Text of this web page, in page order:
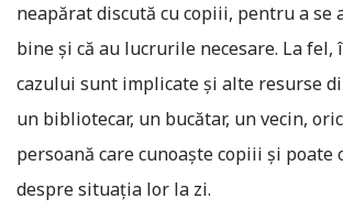
neapărat discută cu copiii, pentru a se
bine și că au lucrurile necesare. La
cazului sunt implicate și alte resurse
un bibliotecar, un bucătar, un vecin,
persoană care cunoaște copiii și
despre situația lor la zi.